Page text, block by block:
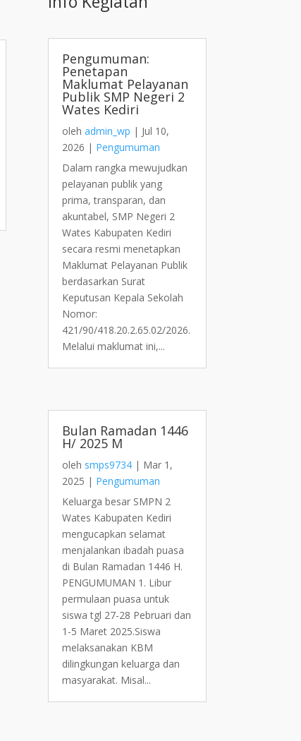
Pengumuman:
Penetapan
Maklumat Pelayanan
Publik SMP Negeri 2
Wates Kediri
olehadmin_wp | Jul 10,
2026 | Pengumuman
Dalam rangka mewujudkan
pelayanan publik yang
prima, transparan, dan
akuntabel, SMP Negeri 2
Wates Kabupaten Kediri
secara resmi menetapkan
Maklumat Pelayanan Publik
berdasarkan Surat
Keputusan Kepala Sekolah
Nomor:
421/90/418.20.2.65.02/2026.
Melalui maklumat ini,...
Bulan Ramadan 1446
H/ 2025 M
oleh smps9734 | Mar 1,
2025 | Pengumuman
Keluarga besar SMPN 2
Wates Kabupaten Kediri
mengucapkan selamat
menjalankan ibadah puasa
di Bulan Ramadan 1446 H.
PENGUMUMAN 1. Libur
permulaan puasa untuk
siswa tgl 27-28 Pebruari dan
1-5 Maret 2025.Siswa
melaksanakan KBM
dilingkungan keluarga dan
masyarakat. Misal...